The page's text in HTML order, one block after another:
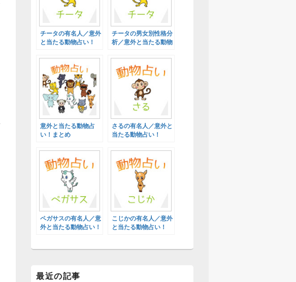
チータの有名人／意外
と当たる動物占い！
チータの男女別性格分
析／意外と当たる動物
意外と当たる動物占
い！まとめ
さるの有名人／意外と
当たる動物占い！
ペガサスの有名人／意
外と当たる動物占い！
こじかの有名人／意外
と当たる動物占い！
最近の記事